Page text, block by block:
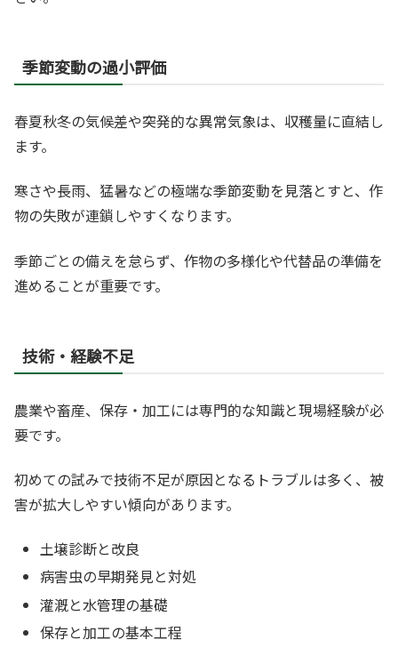
季節変動の過小評価
春夏秋冬の気候差や突発的な異常気象は、収穫量に直結し
ます。
寒さや長雨、猛暑などの極端な季節変動を見落とすと、作
物の失敗が連鎖しやすくなります。
季節ごとの備えを怠らず、作物の多様化や代替品の準備を
進めることが重要です。
技術・経験不足
農業や畜産、保存・加工には専門的な知識と現場経験が必
要です。
初めての試みで技術不足が原因となるトラブルは多く、被
害が拡大しやすい傾向があります。
土壌診断と改良
病害虫の早期発見と対処
灌漑と水管理の基礎
保存と加工の基本工程